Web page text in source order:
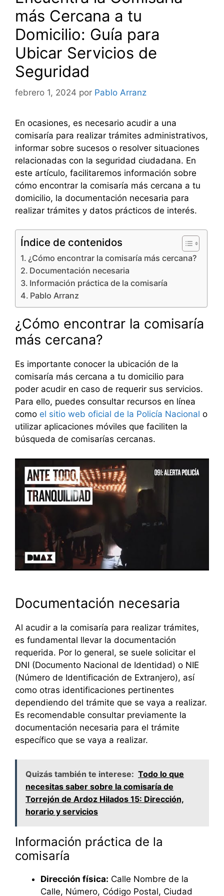
más Cercana a tu
Domicilio: Guía para
Ubicar Servicios de
Seguridad
febrero 1, 2024 por Pablo Arranz
En ocasiones, es necesario acudir a una
comisaría para realizar trámites administrativos,
informar sobre sucesos o resolver situaciones
relacionadas con la seguridad ciudadana. En
este artículo, facilitaremos información sobre
cómo encontrar la comisaría más cercana a tu
domicilio, la documentación necesaria para
realizar trámites y datos prácticos de interés.
Índice de contenidos
¿Cómo encontrar la comisaría más cercana?
Documentación necesaria
Información práctica de la comisaría
Pablo Arranz
¿Cómo encontrar la comisaría
más cercana?
Es importante conocer la ubicación de la
comisaría más cercana a tu domicilio para
poder acudir en caso de requerir sus servicios.
Para ello, puedes consultar recursos en línea
como el sitio web oficial de la Policía Nacional o
utilizar aplicaciones móviles que faciliten la
búsqueda de comisarías cercanas.
Documentación necesaria
Al acudir a la comisaría para realizar trámites,
es fundamental llevar la documentación
requerida. Por lo general, se suele solicitar el
DNI (Documento Nacional de Identidad) o NIE
(Número de Identificación de Extranjero), así
como otras identificaciones pertinentes
dependiendo del trámite que se vaya a realizar.
Es recomendable consultar previamente la
documentación necesaria para el trámite
específico que se vaya a realizar.
Quizás también te interese: Todo lo que
necesitas saber sobre la comisaría de
Torrejón de Ardoz Hilados 15: Dirección,
horario y servicios
Información práctica de la
comisaría
Dirección física: Calle Nombre de la
Calle, Número, Código Postal, Ciudad